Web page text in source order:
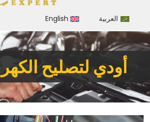
العربية English
أودي لتصليح